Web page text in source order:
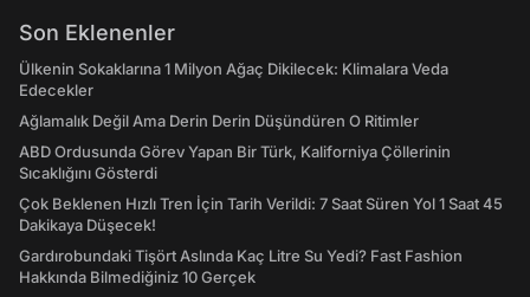
Son Eklenenler
Ülkenin Sokaklarına 1 Milyon Ağaç Dikilecek: Klimalara Veda
Edecekler
Ağlamalık Değil Ama Derin Derin Düşündüren O Ritimler
ABD Ordusunda Görev Yapan Bir Türk, Kaliforniya Çöllerinin
Sıcaklığını Gösterdi
Çok Beklenen Hızlı Tren İçin Tarih Verildi: 7 Saat Süren Yol 1 Saat 45
Dakikaya Düşecek!
Gardırobundaki Tişört Aslında Kaç Litre Su Yedi? Fast Fashion
Hakkında Bilmediğiniz 10 Gerçek